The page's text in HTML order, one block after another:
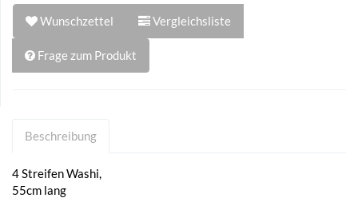
Wunschzettel Vergleichsliste
Frage zum Produkt
Beschreibung
4 Streifen Washi,
55cm lang